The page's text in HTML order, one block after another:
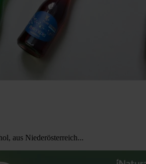
aus Niederösterreich...